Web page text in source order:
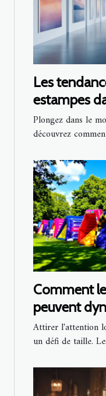
Les
estampes
Plongez dans le
découvrez
Comment
peuvent
événements
Attirer l'attention
un défi de taille.